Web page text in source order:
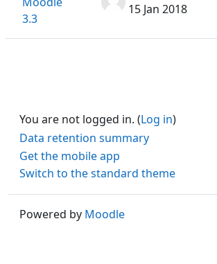
3.3
15 Jan 2018
You are not logged in. (Log in)
Data retention summary
Get the mobile app
Switch to the standard theme
Powered by Moodle